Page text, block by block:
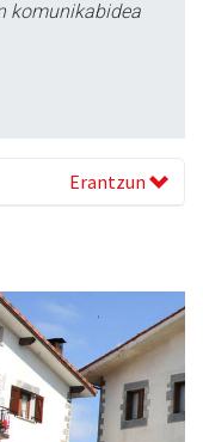
komunikabidea
Erantzun